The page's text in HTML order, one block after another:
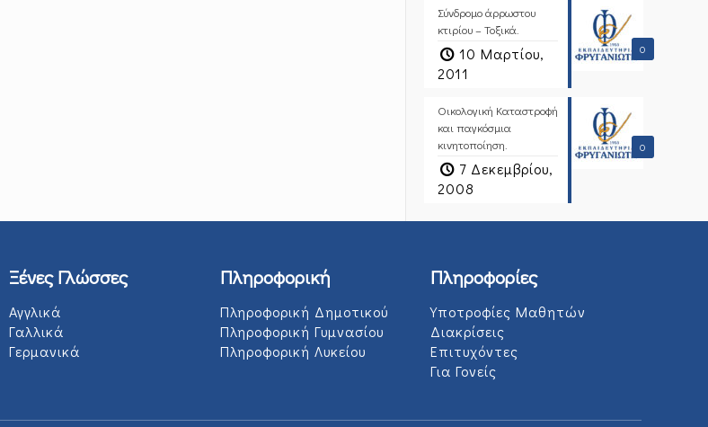
0
Σύνδρομο άρρωστου
κτιρίου – Τοξικά.
10 Μαρτίου,
2011
0
Οικολογική Καταστροφή
και παγκόσμια
κινητοποίηση.
7 Δεκεμβρίου,
2008
Ξένες Γλώσσες
Αγγλικά
Γαλλικά
Γερμανικά
Πληροφορική
Πληροφορική Δημοτικού
Πληροφορική Γυμνασίου
Πληροφορική Λυκείου
Πληροφορίες
Υποτροφίες Μαθητών
Διακρίσεις
Επιτυχόντες
Για Γονείς